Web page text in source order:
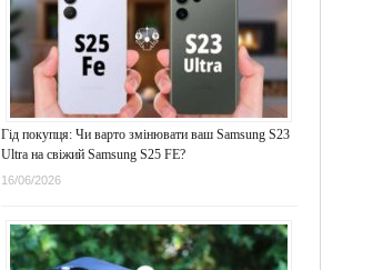
Гід покупця: Чи варто змінювати ваш Samsung S23
Ultra на свіжий Samsung S25 FE?
16/06/2026